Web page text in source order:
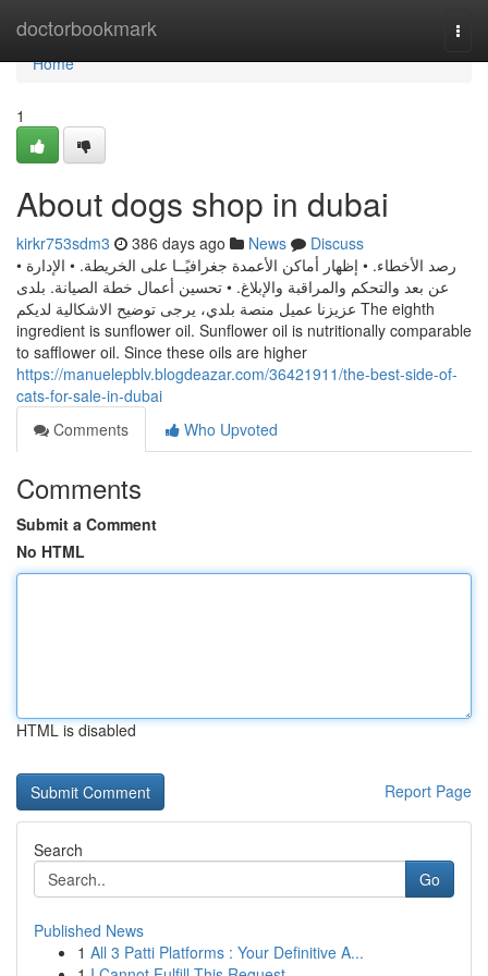
doctorbookmark
Home
Home
1
About dogs shop in dubai
kirkr753sdm3 386 days ago News
Discuss
• رصد الأخطاء. • إظهار أماكن الأعمدة جغرافيًــا على الخريطة. • الإدارة
عن بعد والتحكم والمراقبة والإبلاغ. • تحسين أعمال خطة الصيانة. بلدى
عزيزنا عميل منصة بلدي، يرجى توضيح الاشكالية لديكم The eighth
ingredient is sunflower oil. Sunflower oil is nutritionally comparable
to safflower oil. Since these oils are higher
https://manuelepblv.blogdeazar.com/36421911/the-best-side-of-
cats-for-sale-in-dubai
Comments
Who Upvoted
Comments
Submit a Comment
No HTML
HTML is disabled
Report Page
Search
Go
Published News
1 All 3 Patti Platforms : Your Definitive A...